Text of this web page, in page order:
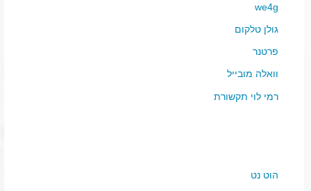
we4g
גולן טלקום
פרטנר
וואלה מובייל
רמי לוי תקשורת
הוט נט